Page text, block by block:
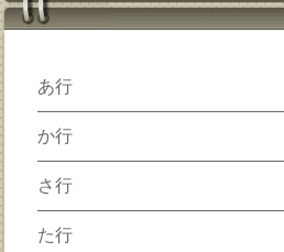
あ行
か行
さ行
た行